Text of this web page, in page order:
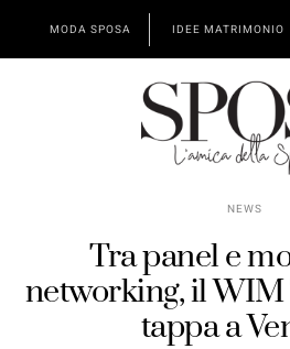
MODA SPOSA IDEE MATRIMONIO
NEWS
Tra panel e
networking, il
tappa a